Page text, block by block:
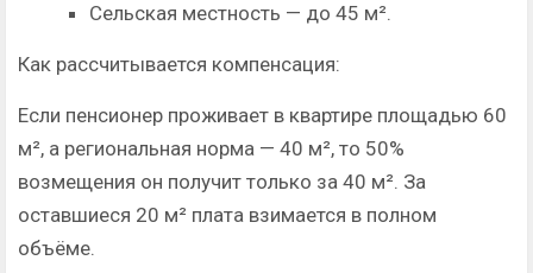
Сельская местность — до 45 м².
Как рассчитывается компенсация:
Если пенсионер проживает в квартире площадью 60
м², а региональная норма — 40 м², то 50%
возмещения он получит только за 40 м². За
оставшиеся 20 м² плата взимается в полном
объёме.